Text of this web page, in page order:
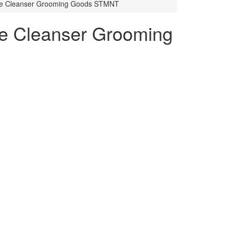
Grooming Goods STMNT
Cleanser Grooming